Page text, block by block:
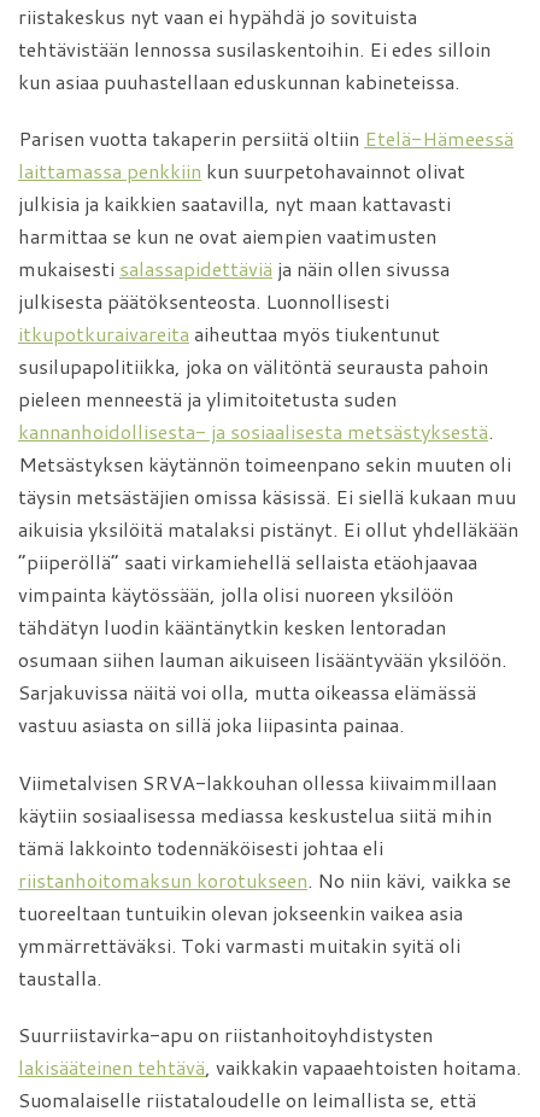
riistakeskus nyt vaan ei hypähdä jo sovituista
tehtävistään lennossa susilaskentoihin. Ei edes silloin
kun asiaa puuhastellaan eduskunnan kabineteissa.
Parisen vuotta takaperin persiitä oltiin Etelä-Hämeessä
laittamassa penkkiin kun suurpetohavainnot olivat
julkisia ja kaikkien saatavilla, nyt maan kattavasti
harmittaa se kun ne ovat aiempien vaatimusten
mukaisesti salassapidettäviä ja näin ollen sivussa
julkisesta päätöksenteosta. Luonnollisesti
itkupotkuraivareita aiheuttaa myös tiukentunut
susilupapolitiikka, joka on välitöntä seurausta pahoin
pieleen menneestä ja ylimitoitetusta suden
kannanhoidollisesta- ja sosiaalisesta metsästyksestä.
Metsästyksen käytännön toimeenpano sekin muuten oli
täysin metsästäjien omissa käsissä. Ei siellä kukaan muu
aikuisia yksilöitä matalaksi pistänyt. Ei ollut yhdelläkään
”piiperöllä” saati virkamiehellä sellaista etäohjaavaa
vimpainta käytössään, jolla olisi nuoreen yksilöön
tähdätyn luodin kääntänytkin kesken lentoradan
osumaan siihen lauman aikuiseen lisääntyvään yksilöön.
Sarjakuvissa näitä voi olla, mutta oikeassa elämässä
vastuu asiasta on sillä joka liipasinta painaa.
Viimetalvisen SRVA-lakkouhan ollessa kiivaimmillaan
käytiin sosiaalisessa mediassa keskustelua siitä mihin
tämä lakkointo todennäköisesti johtaa eli
riistanhoitomaksun korotukseen. No niin kävi, vaikka se
tuoreeltaan tuntuikin olevan jokseenkin vaikea asia
ymmärrettäväksi. Toki varmasti muitakin syitä oli
taustalla.
Suurriistavirka-apu on riistanhoitoyhdistysten
lakisääteinen tehtävä, vaikkakin vapaaehtoisten hoitama.
Suomalaiselle riistataloudelle on leimallista se, että